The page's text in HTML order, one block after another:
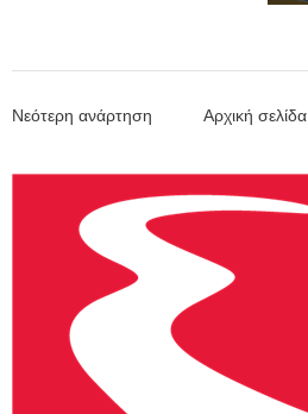
Νεότερη ανάρτηση Αρχική σελίδα